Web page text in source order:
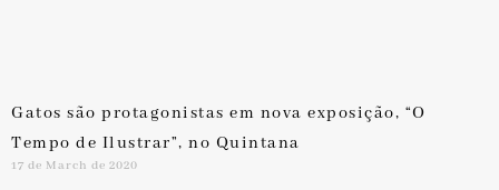
Gatos são protagonistas em nova exposição, “O
Tempo de Ilustrar”, no Quintana
17 de March de 2020